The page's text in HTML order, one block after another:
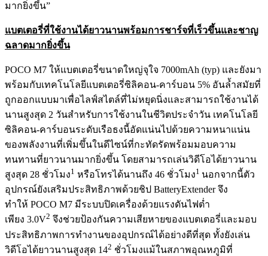
มากยิ่งขึ้น”
แบตเตอรี่ที่ใช้งานได้ยาวนานพร้อมการชาร์จที่เร็วขึ้นและชาญ
ฉลาดมากยิ่งขึ้น
POCO M7 ให้แบตเตอรี่ขนาดใหญ่จุใจ 7000mAh (typ) และยังมา
พร้อมกับเทคโนโลยีแบตเตอรี่ซิลิคอน-คาร์บอน 5% อันล้ำสมัยที่
ถูกออกแบบมาเพื่อไลฟ์สไตล์ที่ไม่หยุดนิ่งและสามารถใช้งานได้
นานสูงสุด 2 วันสำหรับการใช้งานในชีวิตประจำวัน เทคโนโลยี
ซิลิคอน-คาร์บอนระดับเรือธงนี้อัดแน่นไปด้วยความหนาแน่น
ของพลังงานที่เพิ่มขึ้นในดีไซน์ที่กะทัดรัดพร้อมมอบความ
ทนทานที่ยาวนานมากยิ่งขึ้น โดยสามารถเล่นวิดีโอได้ยาวนาน
สูงสุด 28 ชั่วโมง1 หรือโทรได้นานถึง 46 ชั่วโมง1 นอกจากนี้ตัว
อุปกรณ์ยังเสริมประสิทธิภาพด้วยชิป BatteryExtender จึง
ทำให้ POCO M7 มีระบบปิดเครื่องด้วยแรงดันไฟต่ำ
เพียง 3.0V2 จึงช่วยป้องกันความเสียหายของแบตเตอรี่และมอบ
ประสิทธิภาพการทำงานของอุปกรณ์ได้อย่างดีที่สุด ทั้งยังเล่น
วิดีโอได้ยาวนานสูงสุด 142 ชั่วโมงแม้ในสภาพอุณหภูมิที่